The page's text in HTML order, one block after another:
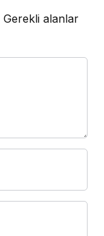
Gerekli alanlar